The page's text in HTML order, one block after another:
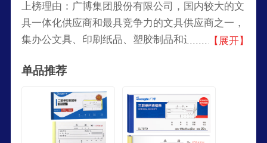
上榜理由：广博集团股份有限公司，国内较大的文
具一体化供应商和最具竞争力的文具供应商之一，
集办公文具、印刷纸品、塑胶制品和进出口贸易于
画尺、手印泥、档案盒等产品。
【展开】
单品推荐